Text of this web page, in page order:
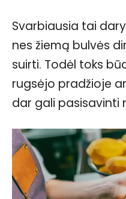
Svarbiausia tai
nes žiemą bulvės
suirti. Todėl toks
rugsėjo pradžioje
dar gali pasisavinti